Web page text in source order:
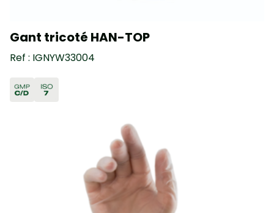
Gant tricoté HAN-TOP
Ref : IGNYW33004